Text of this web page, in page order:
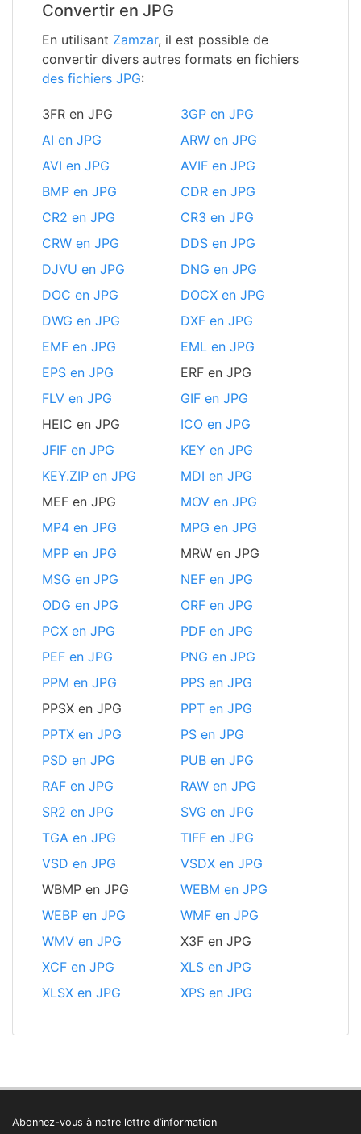
Convertir en JPG
En utilisant Zamzar, il est possible de
convertir divers autres formats en fichiers
des fichiers JPG:
3FR en JPG
3GP en JPG
AI en JPG
ARW en JPG
AVI en JPG
AVIF en JPG
BMP en JPG
CDR en JPG
CR2 en JPG
CR3 en JPG
CRW en JPG
DDS en JPG
DJVU en JPG
DNG en JPG
DOC en JPG
DOCX en JPG
DWG en JPG
DXF en JPG
EMF en JPG
EML en JPG
EPS en JPG
ERF en JPG
FLV en JPG
GIF en JPG
HEIC en JPG
ICO en JPG
JFIF en JPG
KEY en JPG
KEY.ZIP en JPG
MDI en JPG
MEF en JPG
MOV en JPG
MP4 en JPG
MPG en JPG
MPP en JPG
MRW en JPG
MSG en JPG
NEF en JPG
ODG en JPG
ORF en JPG
PCX en JPG
PDF en JPG
PEF en JPG
PNG en JPG
PPM en JPG
PPS en JPG
PPSX en JPG
PPT en JPG
PPTX en JPG
PS en JPG
PSD en JPG
PUB en JPG
RAF en JPG
RAW en JPG
SR2 en JPG
SVG en JPG
TGA en JPG
TIFF en JPG
VSD en JPG
VSDX en JPG
WBMP en JPG
WEBM en JPG
WEBP en JPG
WMF en JPG
WMV en JPG
X3F en JPG
XCF en JPG
XLS en JPG
XLSX en JPG
XPS en JPG
Abonnez-vous à notre lettre d’information